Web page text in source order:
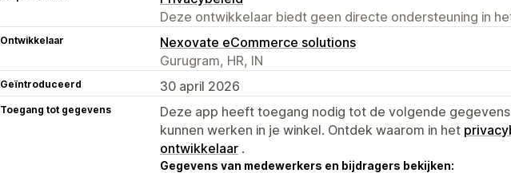
Deze ontwikkelaar biedt geen directe ondersteuning in
Ontwikkelaar
Nexovate eCommerce solutions
Gurugram, HR, IN
Geïntroduceerd 30 april 2026
Toegang tot gegevens
Deze app heeft toegang nodig tot de volgende
kunnen werken in je winkel. Ontdek waarom in het
ontwikkelaar .
Gegevens van medewerkers en bijdragers bekijken: